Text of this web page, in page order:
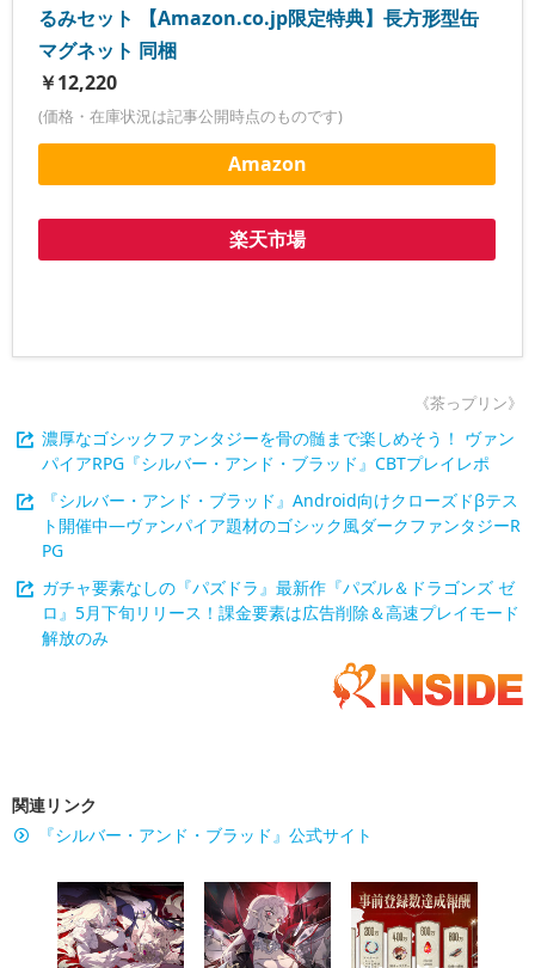
るみセット 【Amazon.co.jp限定特典】長方形型缶
マグネット 同梱
￥12,220
(価格・在庫状況は記事公開時点のものです)
Amazon
楽天市場
《茶っプリン》
濃厚なゴシックファンタジーを骨の髄まで楽しめそう！ ヴァン
パイアRPG『シルバー・アンド・ブラッド』CBTプレイレポ
『シルバー・アンド・ブラッド』Android向けクローズドβテス
ト開催中―ヴァンパイア題材のゴシック風ダークファンタジーR
PG
ガチャ要素なしの『パズドラ』最新作『パズル＆ドラゴンズ ゼ
ロ』5月下旬リリース！課金要素は広告削除＆高速プレイモード
解放のみ
関連リンク
『シルバー・アンド・ブラッド』公式サイト